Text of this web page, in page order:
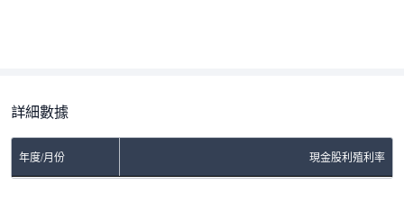
詳細數據
年度/月份 現金股利殖利率